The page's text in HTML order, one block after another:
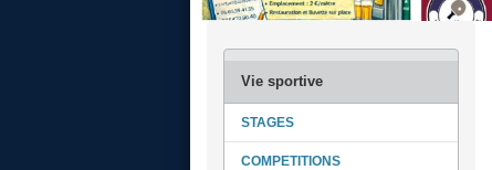
STAGES
COMPETITIONS